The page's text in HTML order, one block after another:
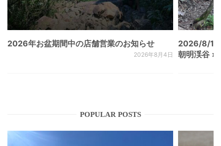
2026年お盆期間中の店舗営業のお知らせ
2026年8月4日
2026/8/
朝明渓谷 ×
POPULAR POSTS